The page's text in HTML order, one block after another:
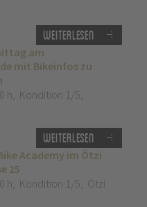
Weiterlesen
am
mit Bikeinfos zu
h, Kondition 1/5,
Weiterlesen
Academy im Ötzi
25
h, Kondition 1/5, Ötzi